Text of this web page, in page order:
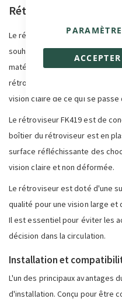
Rétroviseur FK419
Le rétroviseur FK419 est un
souhaitant améliorer sa
matériaux de haute qualité et
rétroviseur offre une solution
vision claire de ce qui se
Le rétroviseur FK419 est de
boîtier du rétroviseur est en
surface réfléchissante des
vision claire et non déformée.
Le rétroviseur est doté d'une
qualité pour une vision large
Il est essentiel pour éviter les
décision dans la circulation.
Installation et
L'un des principaux avantages
d'installation. Conçu pour être